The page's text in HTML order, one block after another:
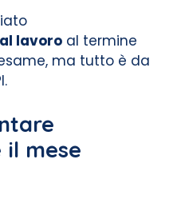
lavoro al termine
ma tutto è da
mese